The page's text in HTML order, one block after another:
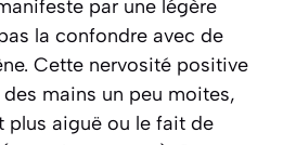
par une légère
la confondre avec de
Cette nervosité positive
mains un peu moites,
plus aiguë ou le fait de